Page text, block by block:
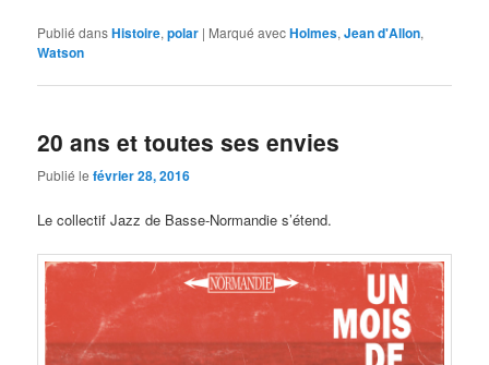
Publié dansHistoire,polar | Marqué avecHolmes,Jean d'Allon,
Watson
20 ans et toutes ses envies
Publié lefévrier 28, 2016
Le collectif Jazz de Basse-Normandie s’étend.